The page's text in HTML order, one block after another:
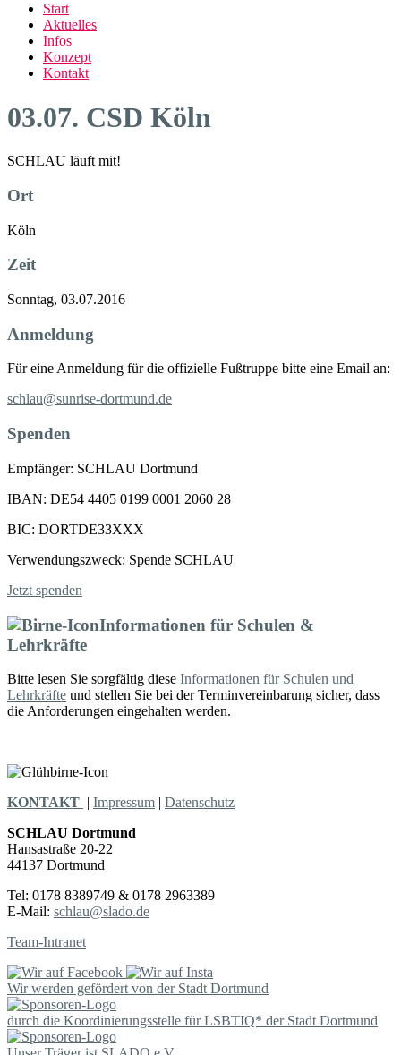
Start
Aktuelles
Infos
Konzept
Kontakt
03.07. CSD Köln
SCHLAU läuft mit!
Ort
Köln
Zeit
Sonntag, 03.07.2016
Anmeldung
Für eine Anmeldung für die offizielle Fußtruppe bitte eine Email an:
schlau@sunrise-dortmund.de
Spenden
Empfänger: SCHLAU Dortmund
IBAN: DE54 4405 0199 0001 2060 28
BIC: DORTDE33XXX
Verwendungszweck: Spende SCHLAU
Jetzt spenden
Informationen für Schulen &
Lehrkräfte
Bitte lesen Sie sorgfältig diese Informationen für Schulen und
Lehrkräfte und stellen Sie bei der Terminvereinbarung sicher, dass
die Anforderungen eingehalten werden.
KONTAKT | Impressum | Datenschutz
SCHLAU Dortmund
Hansastraße 20-22
44137 Dortmund
Tel: 0178 8389749 & 0178 2963389
E-Mail: schlau@slado.de
Team-Intranet
Wir werden gefördert von der Stadt Dortmund
durch die Koordinierungsstelle für LSBTIQ* der Stadt Dortmund